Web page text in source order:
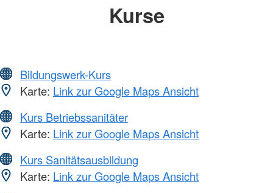
Kurse
Bildungswerk-Kurs
Karte: Link zur Google Maps Ansicht
Kurs Betriebssanitäter
Karte: Link zur Google Maps Ansicht
Kurs Sanitätsausbildung
Karte: Link zur Google Maps Ansicht